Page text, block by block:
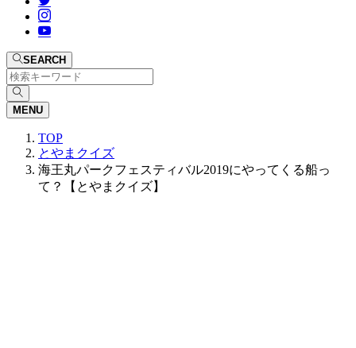
SEARCH
MENU
TOP
とやまクイズ
海王丸パークフェスティバル2019にやってくる船っ
て？【とやまクイズ】